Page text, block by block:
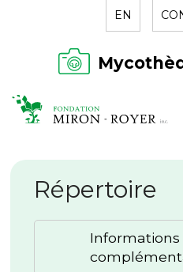
EN
LA FONDATION
NOUVELLES
RÉPERTOIRE
Répertoire
Informations